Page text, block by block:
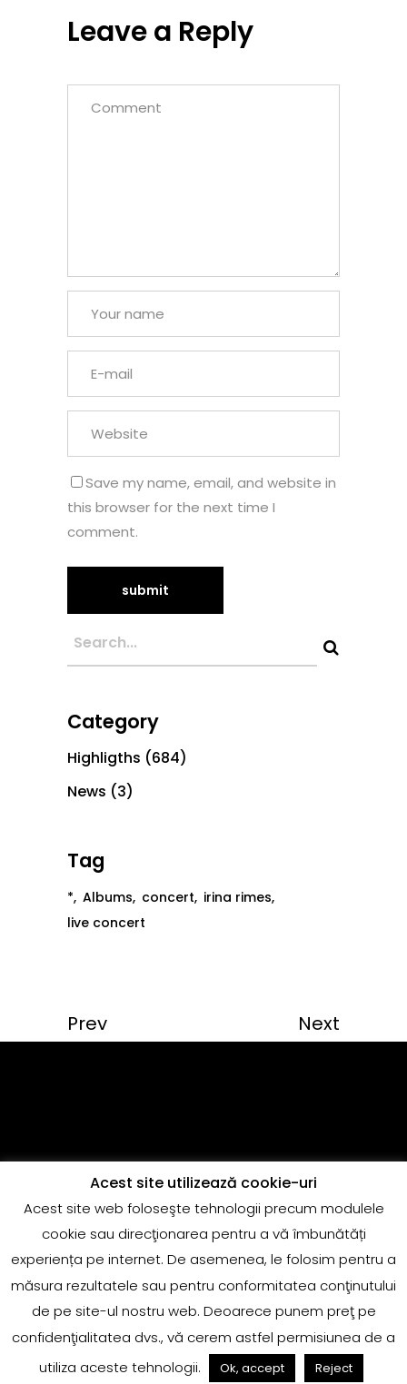
Leave a Reply
Save my name, email, and website in
this browser for the next time I
comment.
Category
Highligths (684)
News (3)
Tag
* Albums concert irina rimes
live concert
Prev Next
Copyright @Quantum Music
adrian.marin@globalrecords.com
Acest site utilizează cookie-uri
Acest site web foloseşte tehnologii precum modulele
cookie sau direcţionarea pentru a vă îmbunătăți
experiența pe internet. De asemenea, le folosim pentru a
măsura rezultatele sau pentru conformitatea conţinutului
de pe site-ul nostru web. Deoarece punem preţ pe
confidenţialitatea dvs., vă cerem astfel permisiunea de a
utiliza aceste tehnologii.
Ok, accept Reject